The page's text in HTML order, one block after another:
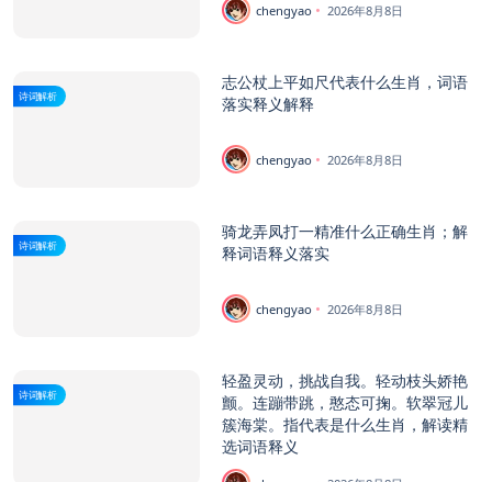
chengyao 2026年8月8日
诗词解析
志公杖上平如尺代表什么生肖，词语
落实释义解释
chengyao 2026年8月8日
诗词解析
骑龙弄凤打一精准什么正确生肖；解
释词语释义落实
chengyao 2026年8月8日
诗词解析
轻盈灵动，挑战自我。轻动枝头娇艳
颤。连蹦带跳，憨态可掬。软翠冠儿
簇海棠。指代表是什么生肖，解读精
选词语释义